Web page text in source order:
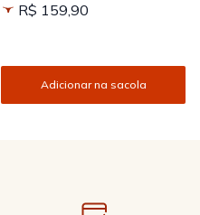
R$ 159,90
Adicionar na sacola